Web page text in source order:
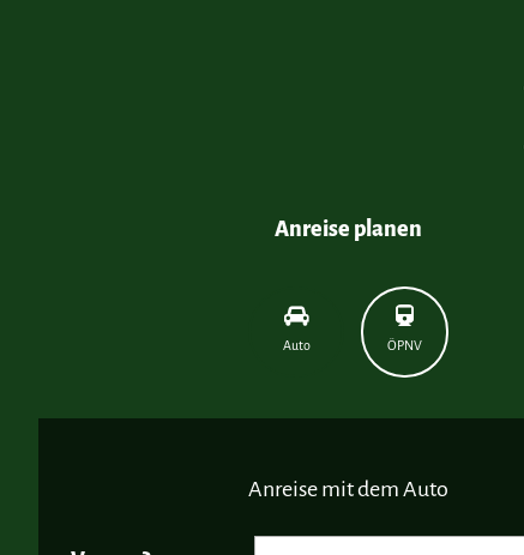
Anreise planen
Auto ÖPNV
Anreise mit dem Auto